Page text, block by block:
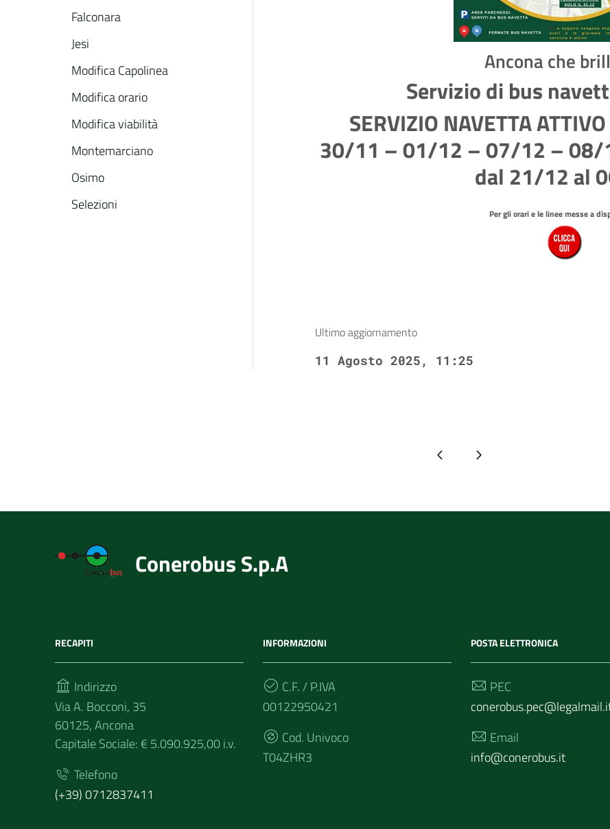
Falconara
Jesi
Modifica Capolinea
Modifica orario
Modifica viabilità
Montemarciano
Osimo
Selezioni
Ancona che
Servizio di bus
SERVIZIO NAVETTA
30/11 – 01/12 – 07/12 –
dal 21/12 al
Per gli orari e le linee messe a
Ultimo aggiornamento
11 Agosto 2025, 11:25
Pagina precedentePagina successiva
Conerobus S.p.A
RECAPITI
Indirizzo
Via A. Bocconi, 35
60125, Ancona
Capitale Sociale: € 5.090.925,00 i.v.
Telefono
(+39) 0712837411
INFORMAZIONI
C.F. / P.IVA
00122950421
Cod. Univoco
T04ZHR3
POSTA ELETTRONICA
PEC
Email
info@conerobus.it